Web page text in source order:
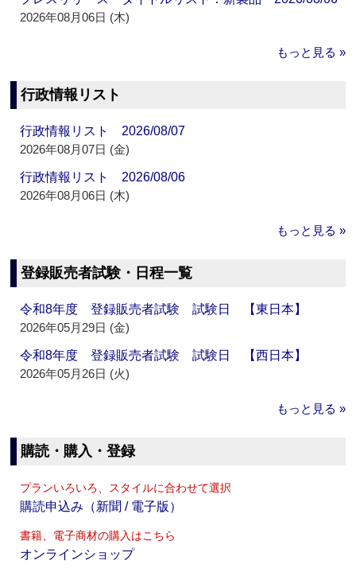
2026年08月06日 (木)
もっと見る »
行政情報リスト
行政情報リスト 2026/08/07
2026年08月07日 (金)
行政情報リスト 2026/08/06
2026年08月06日 (木)
もっと見る »
登録販売者試験・日程一覧
令和8年度 登録販売者試験 試験日 【東日本】
2026年05月29日 (金)
令和8年度 登録販売者試験 試験日 【西日本】
2026年05月26日 (火)
もっと見る »
購読・購入・登録
プランいろいろ、スタイルに合わせて選択
購読申込み（新聞 / 電子版）
書籍、電子商材の購入はこちら
オンラインショップ